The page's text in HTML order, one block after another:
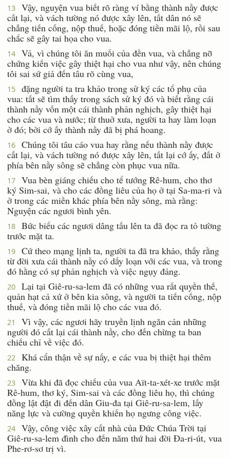
13
Vậy, nguyện vua biết rõ ràng ví bằng thành nầy được
cất lại, và vách tường nó được xây lên, tất dân nó sẽ
chẳng tiến cống, nộp thuế, hoặc đóng tiền mãi lộ, rồi sau
chắc sẽ gây tai họa cho vua.
14
Vả, vì chúng tôi ăn muối của đền vua, và chẳng nỡ
chứng kiến việc gây thiệt hại cho vua như vậy, nên chúng
tôi sai sứ giả đến tâu rõ cùng vua,
15
đặng người ta tra khảo trong sử ký các tổ phụ của
vua: tất sẽ tìm thấy trong sách sử ký đó và biết rằng cái
thành nầy vốn một cái thành phản nghịch, gây thiệt hại
cho các vua và nước; từ thuở xưa, người ta hay làm loạn
ở đó; bởi cớ ấy thành nầy đã bị phá hoang.
16
Chúng tôi tâu cáo vua hay rằng nếu thành nầy được
cất lại, và vách tường nó được xây lên, tất lại cớ ấy, đất ở
phía bên nầy sông sẽ chẳng còn phục vua nữa.
17
Vua bèn giáng chiếu cho tể tướng Rê-hum, cho thơ
ký Sim-sai, và cho các đồng liêu của họ ở tại Sa-ma-ri và
ở trong các miền khác phía bên nầy sông, mà rằng:
Nguyện các ngươi bình yên.
18
Bức biểu các ngươi dâng tấu lên ta đã đọc ra tỏ tường
trước mặt ta.
19
Cứ theo mạng lịnh ta, người ta đã tra khảo, thấy rằng
từ đời xưa cái thành nầy có dấy loạn với các vua, và trong
đó hằng có sự phản nghịch và việc ngụy đảng.
20
Lại tại Giê-ru-sa-lem đã có những vua rất quyền thế,
quản hạt cả xứ ở bên kia sông, và người ta tiến cống, nộp
thuế, và đóng tiền mãi lộ cho các vua đó.
21
Vì vậy, các ngươi hãy truyền lịnh ngăn cản những
người đó cất lại cái thành nầy, cho đến chừng ta ban
chiếu chỉ về việc đó.
22
Khá cẩn thận về sự nấy, e các vua bị thiệt hại thêm
chăng.
23
Vừa khi đã đọc chiếu của vua Aït-ta-xét-xe trước mặt
Rê-hum, thơ ký, Sim-sai và các đồng liêu họ, thì chúng
đồng lật đật đi đến dân Giu-đa tại Giê-ru-sa-lem, lấy
năng lực và cường quyền khiến họ ngưng công việc.
24
Vậy, công việc xây cất nhà của Ðức Chúa Trời tại
Giê-ru-sa-lem đình cho đến năm thứ hai đời Ða-ri-út, vua
Phe-rơ-sơ trị vì.